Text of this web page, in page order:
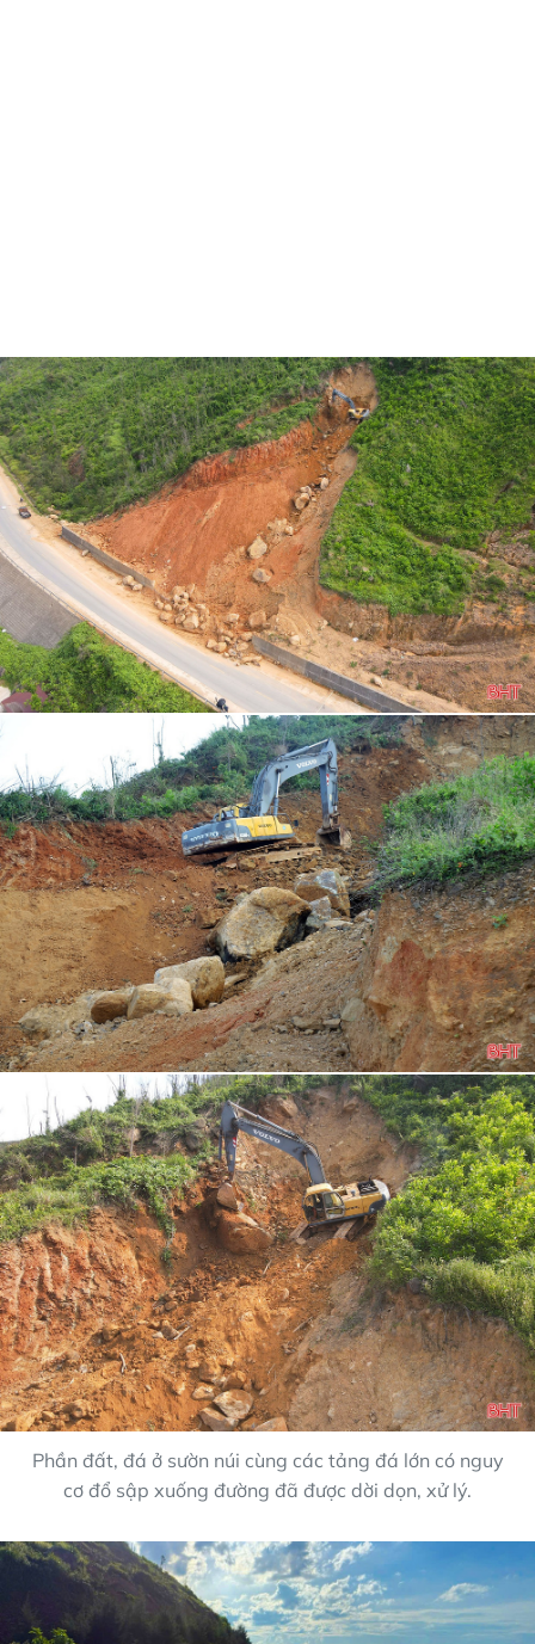
Phần đất, đá ở sườn núi cùng các tảng đá lớn có nguy
cơ đổ sập xuống đường đã được dời dọn, xử lý.